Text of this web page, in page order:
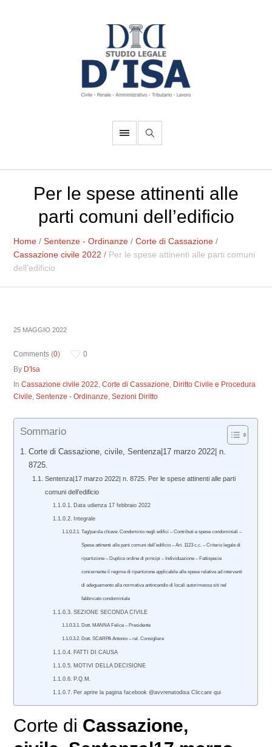
Per le spese attinenti alle
parti comuni dell’edificio
Home /Sentenze - Ordinanze /Corte di Cassazione /
Cassazione civile 2022 / Per le spese attinenti alle parti comuni
dell’edificio
25 MAGGIO 2022
Comments (0)
0
By D'Isa
InCassazione civile 2022,Corte di Cassazione, Diritto Civile e Procedura
Civile,Sentenze - Ordinanze,Sezioni Diritto
Sommario
Corte di Cassazione, civile, Sentenza|17 marzo 2022| n.
8725.
Sentenza|17 marzo 2022| n. 8725. Per le spese attinenti alle parti
comuni dell’edificio
Data udienza 17 febbraio 2022
Integrale
Tag/parola chiave: Condominio negli edifici – Contributi e spese condominiali –
Spese attinenti alle parti comuni dell’edificio – Art. 1123 c.c. – Criterio legale di
ripartizione – Duplice ordine di principi – Individuazione – Fattispecie
concernente il regime di ripartizione applicabile alle spese relative ad interventi
di adeguamento alla normativa antincendio di locali autorimessa siti nel
fabbricato condominiale
SEZIONE SECONDA CIVILE
Dott. MANNA Felice – Presidente
Dott. SCARPA Antonio – rel. Consigliere
FATTI DI CAUSA
MOTIVI DELLA DECISIONE
P.Q.M.
Per aprire la pagina facebook @avvrenatodisa Cliccare qui
Corte di Cassazione,